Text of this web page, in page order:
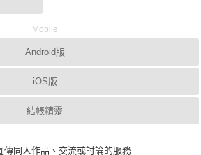
Mobile
Android版
iOS版
結帳精靈
傳同人作品、交流或討論的服務